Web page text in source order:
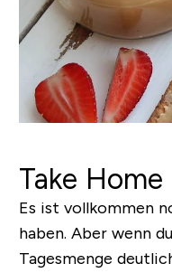
Take Home
Es ist vollkommen
haben. Aber wenn
Tagesmenge